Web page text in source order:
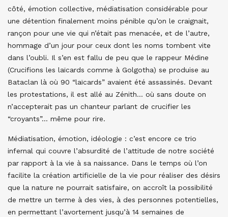
côté, émotion collective, médiatisation considérable pour
une détention finalement moins pénible qu’on le craignait,
rançon pour une vie qui n’était pas menacée, et de l’autre,
hommage d’un jour pour ceux dont les noms tombent vite
dans l’oubli. Il s’en est fallu de peu que le rappeur Médine
(Crucifions les laïcards comme à Golgotha) se produise au
Bataclan là où 90 “laïcards” avaient été assassinés. Devant
les protestations, il est allé au Zénith… où sans doute on
n’accepterait pas un chanteur parlant de crucifier les
“croyants”… même pour rire.
Médiatisation, émotion, idéologie : c’est encore ce trio
infernal qui couvre l’absurdité de l’attitude de notre société
par rapport à la vie à sa naissance. Dans le temps où l’on
facilite la création artificielle de la vie pour réaliser des désirs
que la nature ne pourrait satisfaire, on accroît la possibilité
de mettre un terme à des vies, à des personnes potentielles,
en permettant l’avortement jusqu’à 14 semaines de